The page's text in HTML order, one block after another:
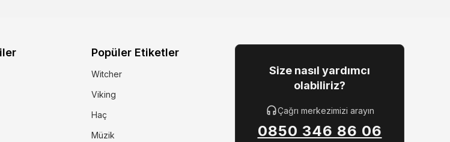
Popüler Etiketler
Witcher
Viking
Haç
Müzik
Size nasıl yardımcı
olabiliriz?
Çağrı merkezimizi arayın
0850 346 86 06